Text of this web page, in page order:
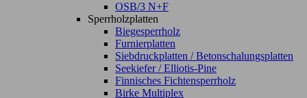
OSB/3 N+F
Sperrholzplatten
Biegesperrholz
Furnierplatten
Siebdruckplatten / Betonschalungsplatten
Seekiefer / Elliotis-Pine
Finnisches Fichtensperrholz
Birke Multiplex